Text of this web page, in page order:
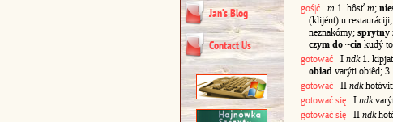
Jan’s Blog
Contact Us
goś|ć
m 1. hôsť m;
(klijént) u restauráciji;
neznakómy; sprytny
czym do ~cia kudý
gotować I ndk1.
obiad varýti obiêd;
gotować II ndk
gotować się I ndk
gotować się II ndk